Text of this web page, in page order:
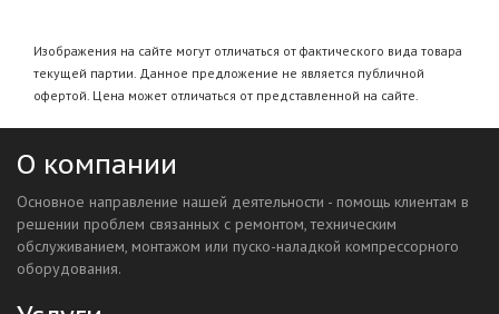
Изображения на сайте могут отличаться от фактического вида товара
текущей партии. Данное предложение не является публичной
офертой. Цена может отличаться от представленной на сайте.
О компании
Основное направление нашей деятельности - помощь клиентам в
решении проблем связанных с ремонтом, техническим
обслуживанием, монтажом или пуско-наладкой компрессорного
оборудования.